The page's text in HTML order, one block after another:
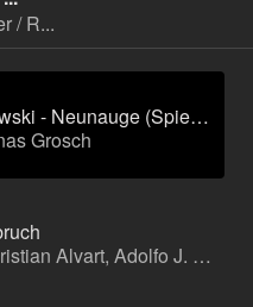
/ R...
Danowski - Neunauge (Spielfilm)
Grosch
R: Christian Alvart, Adolfo J. Kolmerer